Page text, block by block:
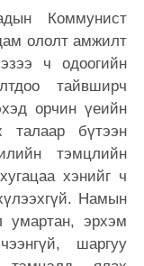
Коммунист
ололт амжилт
ч одоогийн
тайвширч
орчин үеийн
талаар бүтээн
тэмцлийн
хэнийг ч
Намын
умартан, эрхэм
шаргуу